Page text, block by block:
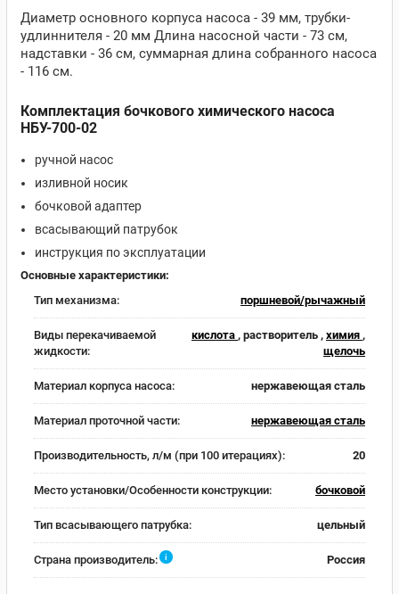
Диаметр основного корпуса насоса - 39 мм, трубки-
удлиннителя - 20 мм Длина насосной части - 73 см,
надставки - 36 см, суммарная длина собранного насоса
- 116 см.
Комплектация бочкового химического насоса
НБУ-700-02
ручной насос
изливной носик
бочковой адаптер
всасывающий патрубок
инструкция по эксплуатации
Основные характеристики:
Тип механизма:
поршневой/рычажный
Виды перекачиваемой
жидкости:
кислота , растворитель , химия ,
щелочь
Материал корпуса насоса: нержавеющая сталь
Материал проточной части: нержавеющая сталь
Производительность, л/м (при 100 итерациях): 20
Место установки/Особенности конструкции: бочковой
Тип всасывающего патрубка: цельный
Страна производитель: i Россия